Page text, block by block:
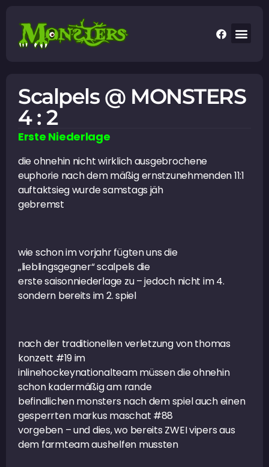
Scalpels @ MONSTERS
4 : 2
Erste Niederlage
die ohnehin nicht wirklich ausgebrochene
euphorie nach dem mäßig ernstzunehmenden 11:1
auftaktsieg wurde samstags jäh
gebremst
wie schon im vorjahr fügten uns die
„lieblingsgegner“ scalpels die
erste saisonniederlage zu – jedoch nicht im 4.
sondern bereits im 2. spiel
nach der traditionellen verletzung von thomas
konzett #19 im
inlinehockeynationalteam müssen die ohnehin
schon kadermäßig am rande
befindlichen monsters nach dem spiel auch einen
gesperrten markus maschat #88
vorgeben – und dies, wo bereits ZWEI vipers aus
dem farmteam aushelfen mussten